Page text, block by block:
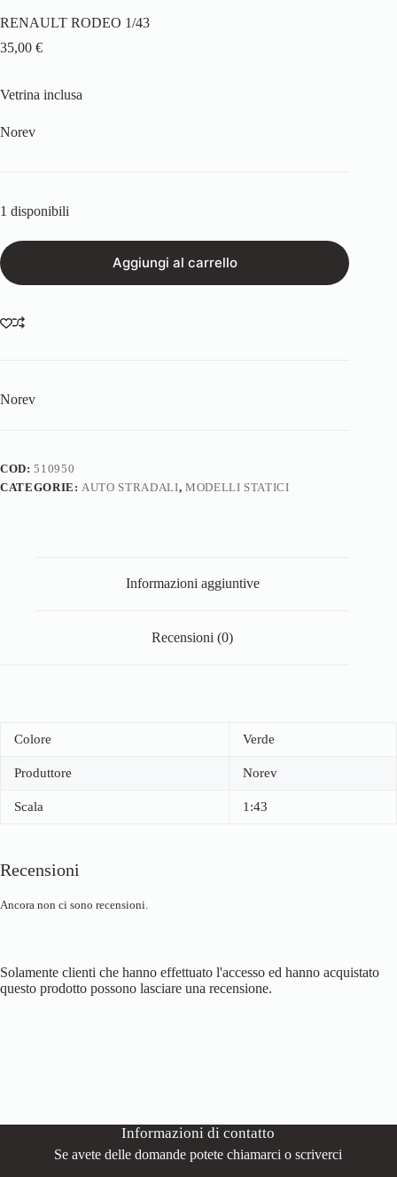
RENAULT RODEO 1/43
35,00 €
Vetrina inclusa
Norev
1 disponibili
Aggiungi al carrello
Norev
COD:510950
CATEGORIE: AUTO STRADALI, MODELLI STATICI
Informazioni aggiuntive
Recensioni (0)
Colore Verde
Produttore Norev
Scala 1:43
Recensioni
Ancora non ci sono recensioni.
Solamente clienti che hanno effettuato l'accesso ed hanno acquistato
questo prodotto possono lasciare una recensione.
Informazioni di contatto
Se avete delle domande potete chiamarci o scriverci